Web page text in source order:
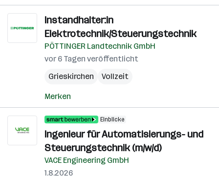
Instandhalter:in
Elektrotechnik/Steuerungstechnik
PÖTTINGER Landtechnik GmbH
vor 6 Tagen veröffentlicht
Grieskirchen
Vollzeit
Merken
Einblicke
Ingenieur für Automatisierungs- und
Steuerungstechnik (m/w/d)
VACE Engineering GmbH
1.8.2026